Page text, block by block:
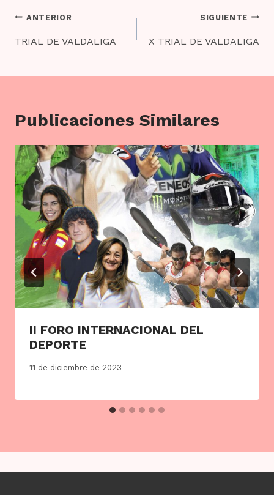
Navegación
de
ANTERIOR
TRIAL DE VALDALIGA
SIGUIENTE
X TRIAL DE VALDALIGA
Publicaciones Similares
II FORO INTERNACIONAL DEL
DEPORTE
11 de diciembre de 2023